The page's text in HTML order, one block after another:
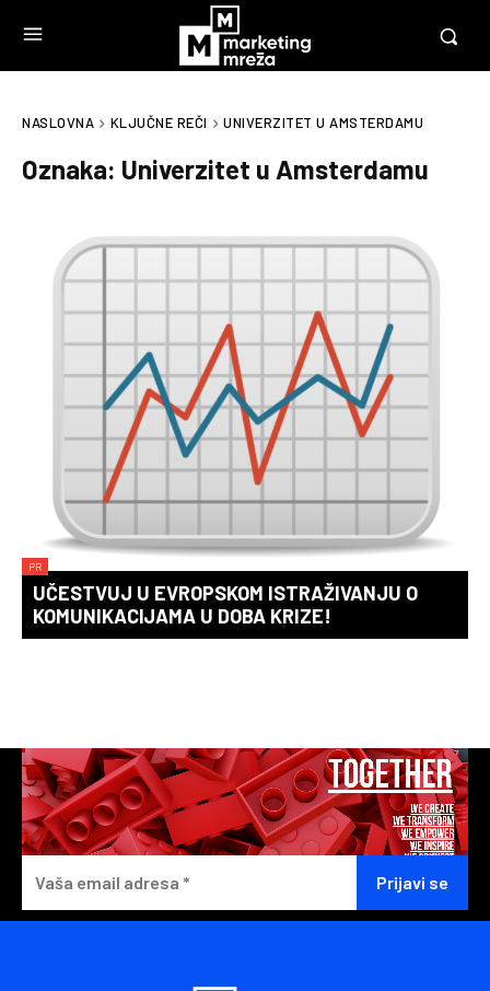
NASLOVNA KLJUČNE REČI UNIVERZITET U AMSTERDAMU
Oznaka: Univerzitet u Amsterdamu
PR
UČESTVUJ U EVROPSKOM ISTRAŽIVANJU O
KOMUNIKACIJAMA U DOBA KRIZE!